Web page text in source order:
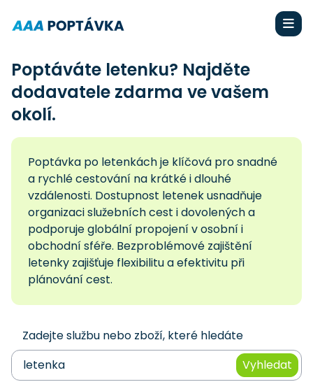
Poptáváte letenku? Najděte
dodavatele zdarma ve vašem
okolí.
Poptávka po letenkách je klíčová pro snadné
a rychlé cestování na krátké i dlouhé
vzdálenosti. Dostupnost letenek usnadňuje
organizaci služebních cest i dovolených a
podporuje globální propojení v osobní i
obchodní sféře. Bezproblémové zajištění
letenky zajišťuje flexibilitu a efektivitu při
plánování cest.
Zadejte službu nebo zboží, které hledáte
Vyhledat